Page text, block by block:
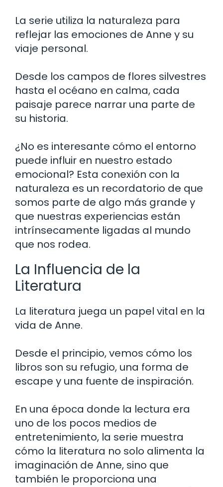
La serie utiliza la naturaleza para
reflejar las emociones de Anne y su
viaje personal.
Desde los campos de flores silvestres
hasta el océano en calma, cada
paisaje parece narrar una parte de
su historia.
¿No es interesante cómo el entorno
puede influir en nuestro estado
emocional? Esta conexión con la
naturaleza es un recordatorio de que
somos parte de algo más grande y
que nuestras experiencias están
intrínsecamente ligadas al mundo
que nos rodea.
La Influencia de la
Literatura
La literatura juega un papel vital en la
vida de Anne.
Desde el principio, vemos cómo los
libros son su refugio, una forma de
escape y una fuente de inspiración.
En una época donde la lectura era
uno de los pocos medios de
entretenimiento, la serie muestra
cómo la literatura no solo alimenta la
imaginación de Anne, sino que
también le proporciona una